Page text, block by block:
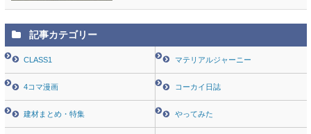
記事カテゴリー
CLASS1 マテリアルジャーニー
4コマ漫画 コーカイ日誌
建材まとめ・特集 やってみた